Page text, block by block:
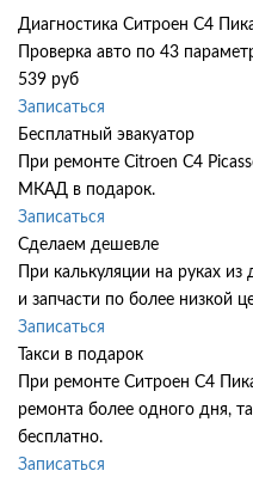
Диагностика Ситроен С4
Проверка авто по 43
539 руб
Записаться
Бесплатный эвакуатор
При ремонте Citroen C4
МКАД в подарок.
Записаться
Сделаем дешевле
При калькуляции на руках
и запчасти по более низкой
Записаться
Такси в подарок
При ремонте Ситроен С4
ремонта более одного дня,
бесплатно.
Записаться